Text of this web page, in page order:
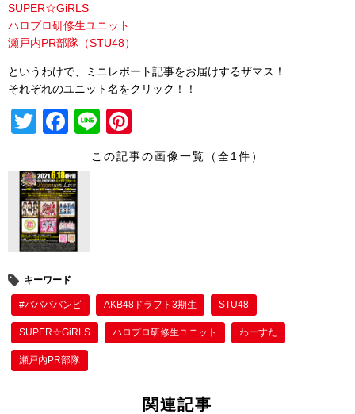
SUPER☆GiRLS
ハロプロ研修生ユニット
瀬戸内PR部隊（STU48）
というわけで、ミニレポート記事をお届けするザマス！
それぞれのユニット名をクリック！！
T
tt
er
F
c
e
b
o
o
k
Li
n
nt
この記事の画像一覧（全1件）
キーワード
#ババババンビ AKB48ドラフト3期生 STU48
SUPER☆GiRLS ハロプロ研修生ユニット わーすた
瀬戸内PR部隊
関連記事